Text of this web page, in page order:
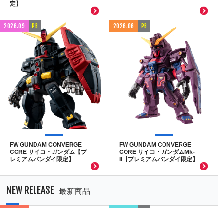
定】
2026.09 PB
FW GUNDAM CONVERGE
CORE サイコ・ガンダム【プ
レミアムバンダイ限定】
2026.06 PB
FW GUNDAM CONVERGE
CORE サイコ・ガンダムMk-
II【プレミアムバンダイ限定】
NEW RELEASE 最新商品